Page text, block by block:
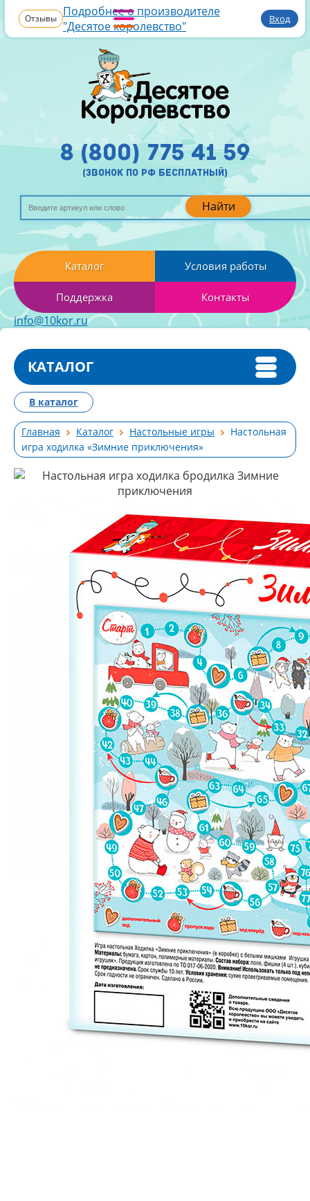
Отзывы Подробнее о производителе
"Десятое королевство"
Вход
Найти
8 (800) 775 41 59
(звонок по рф бесплатный)
Каталог Условия работы
Поддержка Контакты
info@10kor.ru
КАТАЛОГ
Главная Каталог Настольные игры
Настольная
игра ходилка «Зимние приключения»
В каталог